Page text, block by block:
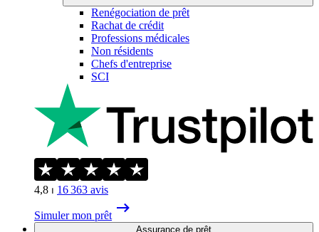
Renégociation de prêt
Rachat de crédit
Professions médicales
Non résidents
Chefs d'entreprise
SCI
4,8 ⏐ 16 363 avis
Simuler mon prêt
Assurance de prêt